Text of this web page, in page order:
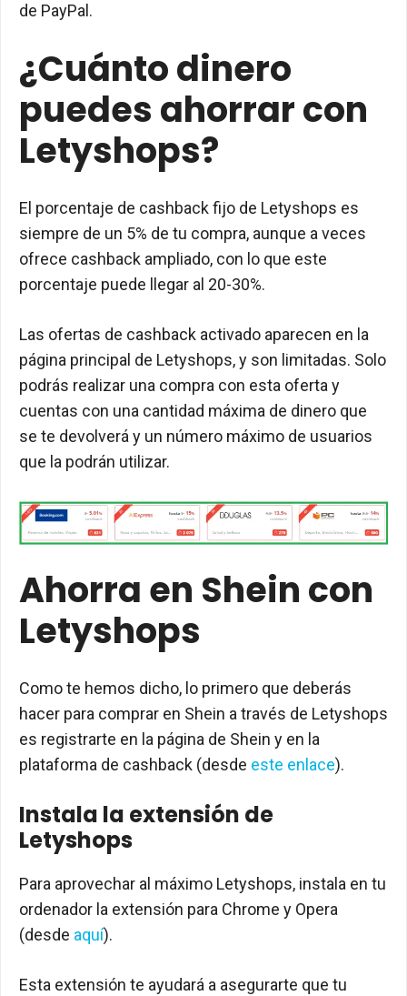
de PayPal.
¿Cuánto dinero
puedes ahorrar con
Letyshops?
El porcentaje de cashback fijo de Letyshops es
siempre de un 5% de tu compra, aunque a veces
ofrece cashback ampliado, con lo que este
porcentaje puede llegar al 20-30%.
Las ofertas de cashback activado aparecen en la
página principal de Letyshops, y son limitadas. Solo
podrás realizar una compra con esta oferta y
cuentas con una cantidad máxima de dinero que
se te devolverá y un número máximo de usuarios
que la podrán utilizar.
Ahorra en Shein con
Letyshops
Como te hemos dicho, lo primero que deberás
hacer para comprar en Shein a través de Letyshops
es registrarte en la página de Shein y en la
plataforma de cashback (desde este enlace).
Instala la extensión de
Letyshops
Para aprovechar al máximo Letyshops, instala en tu
ordenador la extensión para Chrome y Opera
(desde aquí).
Esta extensión te ayudará a asegurarte que tu